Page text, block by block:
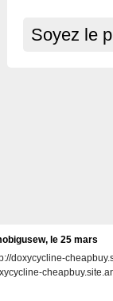
Soyez le
le 25 mars
doxycycline-